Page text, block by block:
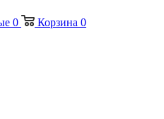
0 Корзина 0